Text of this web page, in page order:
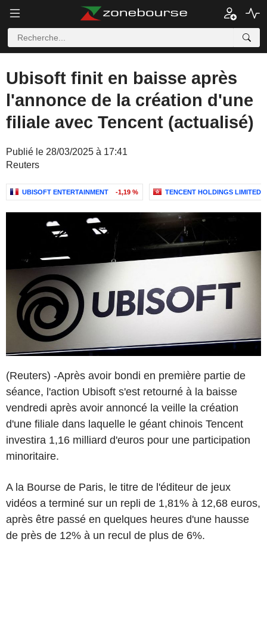
Ubisoft finit en baisse après
l'annonce de la création d'une
filiale avec Tencent (actualisé)
Publié le 28/03/2025 à 17:41
Reuters
UBISOFT ENTERTAINMENT -1,19 % TENCENT HOLDINGS LIMITED
(Reuters) -Après avoir bondi en première partie de
séance, l'action Ubisoft s'est retourné à la baisse
vendredi après avoir annoncé la veille la création
d'une filiale dans laquelle le géant chinois Tencent
investira 1,16 milliard d'euros pour une participation
minoritaire.
A la Bourse de Paris, le titre de l'éditeur de jeux
vidéos a terminé sur un repli de 1,81% à 12,68 euros,
après être passé en quelques heures d'une hausse
de près de 12% à un recul de plus de 6%.